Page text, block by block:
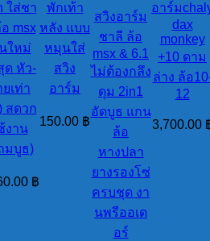
ใส่ชา
msx
ใหม่
ด หัว-
เท่า
สดวก
งาน
มบูธ)
฿
พักเท้า
หลัง แบบ
หมุนใส่
สวิง
อาร์ม
150.00 ฿
สวิงอาร์ม
ชาลี ล้อ
msx & 6.1
ไม่ต้องกลึง
ดุม 2in1
อัดบูธ แกน
ล้อ
หางปลา
ยางรองโซ่
ครบชุด งา
นพรีออเด
อร์
อาร์ม
dax
monkey
+10 ดาม
ล่าง ล้อ
12
3,700.00